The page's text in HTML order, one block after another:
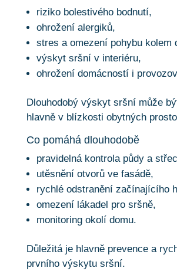
riziko bolestivého bodnutí,
ohrožení alergiků,
stres a omezení pohybu kolem
výskyt sršní v interiéru,
ohrožení domácností i
Dlouhodobý výskyt sršní může
hlavně v blízkosti obytných
Co pomáhá dlouhodobě
pravidelná kontrola půdy a
utěsnění otvorů ve fasádě,
rychlé odstranění začínajícího
omezení lákadel pro sršně,
monitoring okolí domu.
Důležitá je hlavně prevence a
prvního výskytu sršní.